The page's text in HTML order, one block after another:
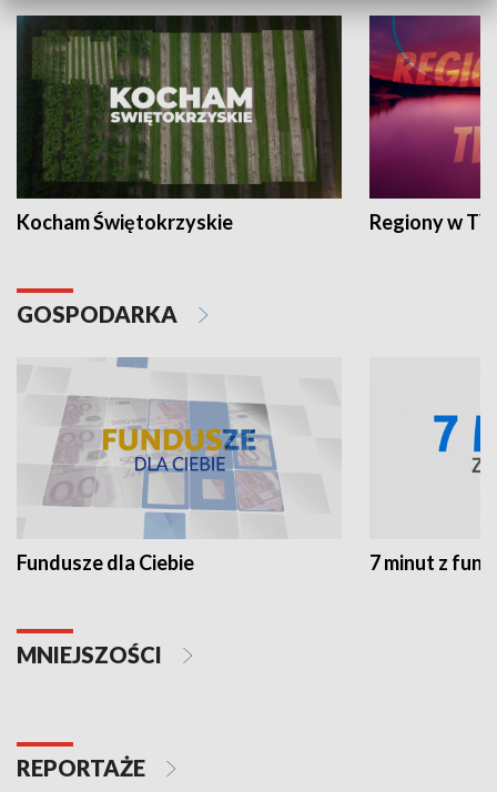
Kocham Świętokrzyskie Regiony w
GOSPODARKA
Fundusze dla Ciebie 7 minut z
MNIEJSZOŚCI
REPORTAŻE